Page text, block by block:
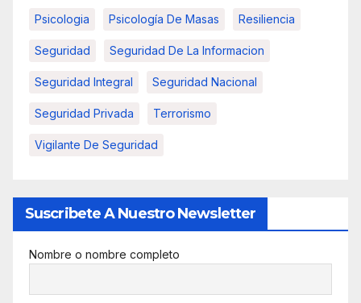
Psicologia Psicología De Masas Resiliencia
Seguridad Seguridad De La Informacion
Seguridad Integral Seguridad Nacional
Seguridad Privada Terrorismo
Vigilante De Seguridad
Suscribete A Nuestro Newsletter
Nombre o nombre completo